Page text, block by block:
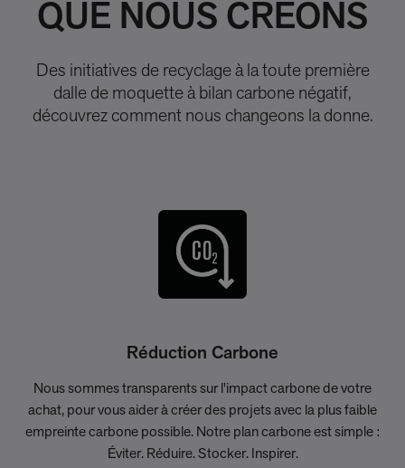
QUE NOUS CRÉONS
Des initiatives de recyclage à la toute première
dalle de moquette à bilan carbone négatif,
découvrez comment nous changeons la donne.
Réduction Carbone
Nous sommes transparents sur l'impact carbone de votre
achat, pour vous aider à créer des projets avec la plus faible
empreinte carbone possible. Notre plan carbone est simple :
Éviter. Réduire. Stocker. Inspirer.